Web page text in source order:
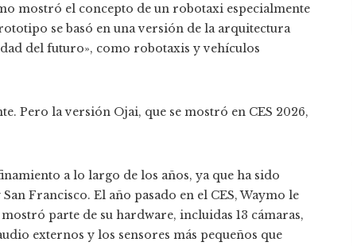
mostró el concepto de un robotaxi especialmente
se basó en una versión de la arquitectura
del futuro», como robotaxis y vehículos
Pero la versión Ojai, que se mostró en CES 2026,
a lo largo de los años, ya que ha sido
Francisco. El año pasado en el CES, Waymo le
parte de su hardware, incluidas 13 cámaras,
externos y los sensores más pequeños que